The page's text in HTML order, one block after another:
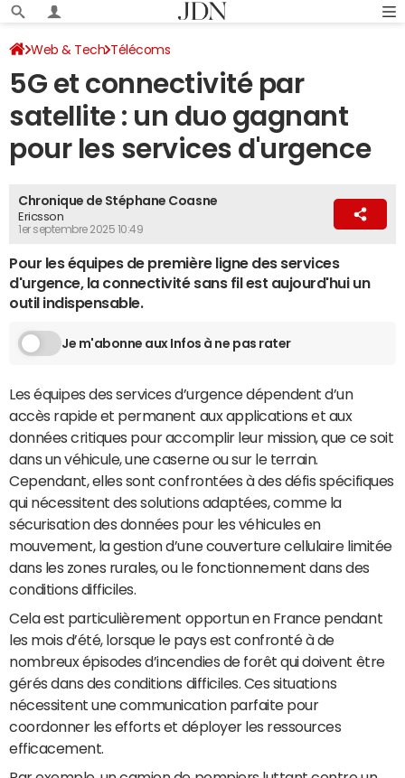
Web & Tech Télécoms
5G et connectivité par
satellite : un duo gagnant
pour les services d'urgence
Chronique de Stéphane Coasne
Ericsson
1er septembre 2025 10:49
Pour les équipes de première ligne des services
d'urgence, la connectivité sans fil est aujourd'hui un
outil indispensable.
Je m'abonne aux Infos à ne pas rater
Les équipes des services d’urgence dépendent d’un
accès rapide et permanent aux applications et aux
données critiques pour accomplir leur mission, que ce soit
dans un véhicule, une caserne ou sur le terrain.
Cependant, elles sont confrontées à des défis spécifiques
qui nécessitent des solutions adaptées, comme la
sécurisation des données pour les véhicules en
mouvement, la gestion d’une couverture cellulaire limitée
dans les zones rurales, ou le fonctionnement dans des
conditions difficiles.
Cela est particulièrement opportun en France pendant
les mois d’été, lorsque le pays est confronté à de
nombreux épisodes d’incendies de forêt qui doivent être
gérés dans des conditions difficiles. Ces situations
nécessitent une communication parfaite pour
coordonner les efforts et déployer les ressources
efficacement.